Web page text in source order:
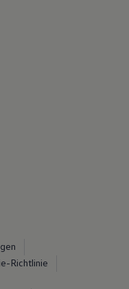
Richtlinie